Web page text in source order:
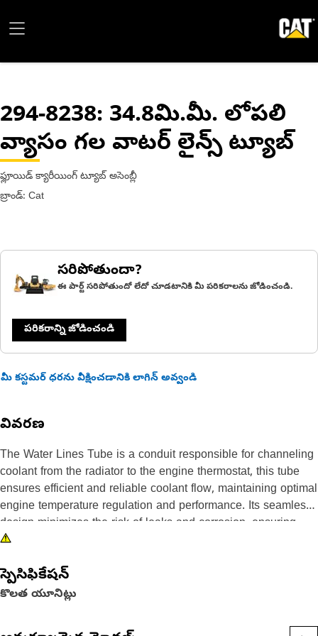
294-8238: 34.8మి.మీ. లోపలి
వ్యాసం గల వాటర్ లైన్స్ ట్యూబ్
ఫ్లూయిడ్ క్యారీయింగ్ ట్యూబ్ అసెంబ్లీ
బ్రాండ్: Cat
సరిపోతుందా?
ఈ పార్ట్ సరిపోతుందో లేదో చూడటానికి మీ పరికరాలను జోడించండి.
పరికరాన్ని జోడించండి
మీ కస్టమర్ ధరను వీక్షించడానికి లాగిన్ అవ్వండి
వివరణ
The Water Lines Tube is a conduit responsible for channeling
coolant from the radiator to the engine thermostat, this tube
ensures efficient and reliable coolant flow, maintaining optimal
engine temperature regulation and performance. Its seamless
design minimizes the risk of leaks and corrosion, ensuring
long-term durability and functionality. The tube's positioning
thermostat, where temperature regulation mechanisms
effectively manage engine heat. By facilitating the circulation
overheating and ensures smooth operation of equipment.
స్పెసిఫికేషన్
కొలత యూనిట్లు